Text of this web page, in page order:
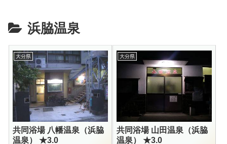
浜脇温泉
大分県
共同浴場 八幡温泉（浜脇
温泉） ★3.0
大分県
共同浴場 山田温泉（浜脇
温泉） ★3.0